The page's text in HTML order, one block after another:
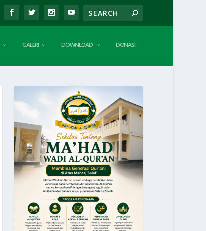
GALERI DOWNLOAD DONASI